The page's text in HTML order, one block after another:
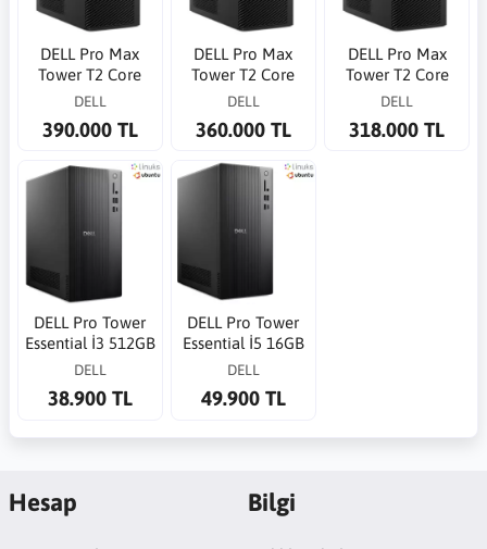
DELL Pro Max
Tower T2 Core
Ultra 9 285 5.6GHz
4000ADA 20G WP
DELL
390.000 TL
DELL Pro Max
Tower T2 Core
Ultra 9 285K
SSD RTX4000 ADA
DELL
360.000 TL
DELL Pro Max
Tower T2 Core
Ultra 9 285 5.6GHz
2000 ADA 16G WP
DELL
318.000 TL
DELL Pro Tower
Essential İ3 512GB
8GB QVT1260
PC
DELL
38.900 TL
DELL Pro Tower
Essential İ5 16GB
512GB QVT1260
PC
DELL
49.900 TL
Hesap Bilgi